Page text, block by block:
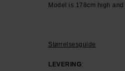
Model is 178cm high
Størrelsesguide
LEVERING: